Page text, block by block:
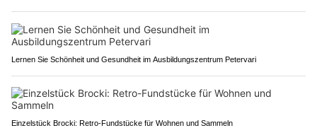
Lernen Sie Schönheit und Gesundheit im Ausbildungszentrum Petervari
Einzelstück Brocki: Retro-Fundstücke für Wohnen und Sammeln